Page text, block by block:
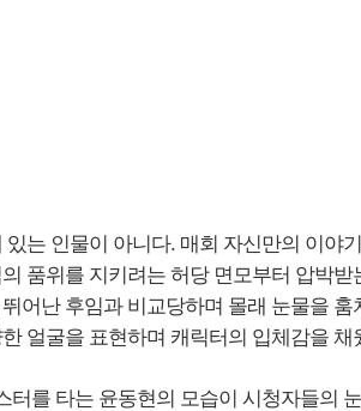
는 인물이 아니다. 매회 자신만의 이야
품위를 지키려는 허당 면모부터 압박
어난 후임과 비교당하며 몰래 눈물을
얼굴을 표현하며 캐릭터의 입체감을 채
터를 타는 윤동현의 모습이 시청자들의